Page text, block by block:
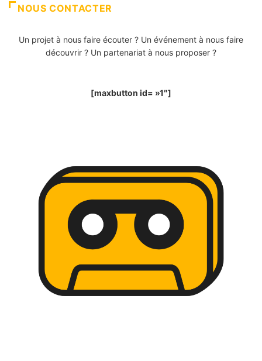
NOUS CONTACTER
Un projet à nous faire écouter ? Un événement à nous faire
découvrir ? Un partenariat à nous proposer ?
[maxbutton id= »1″]